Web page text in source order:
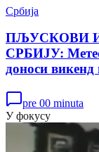
Србија
ПЉУСКОВИ
СРБИЈУ:
доноси
pre 00 minuta
У фокусу